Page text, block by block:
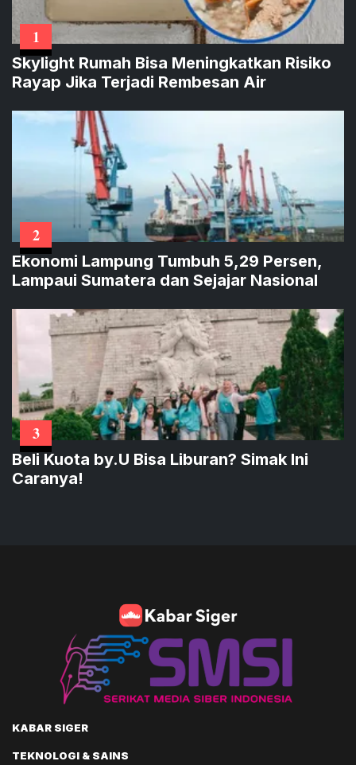
1
Skylight Rumah Bisa Meningkatkan Risiko
Rayap Jika Terjadi Rembesan Air
2
Ekonomi Lampung Tumbuh 5,29 Persen,
Lampaui Sumatera dan Sejajar Nasional
3
Beli Kuota by.U Bisa Liburan? Simak Ini
Caranya!
KABAR SIGER
TEKNOLOGI & SAINS